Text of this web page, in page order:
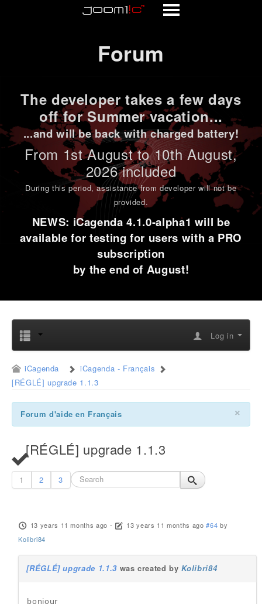
Forum
The developer takes a few days
off for Summer vacation...
...and will be back with charged battery!
From 1stAugust to 10th August,
2026 included
During this period,assistance from developer will not be
provided.
NEWS: iCagenda 4.1.0-alpha1 will be
available for testing for users with a PRO
subscription
by the end of August!
Log in
iCagenda
iCagenda - Français
[RÉGLÉ] upgrade 1.1.3
×
Forum d'aide en Français
[RÉGLÉ] upgrade 1.1.3
1 2 3
13 years 11 months ago - 13 years 11 months ago #64 by
Kolibri84
[RÉGLÉ] upgrade 1.1.3was created byKolibri84
bonjour